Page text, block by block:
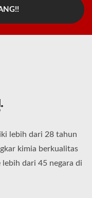
lebih dari 28 tahun
kimia berkualitas
dari 45 negara di